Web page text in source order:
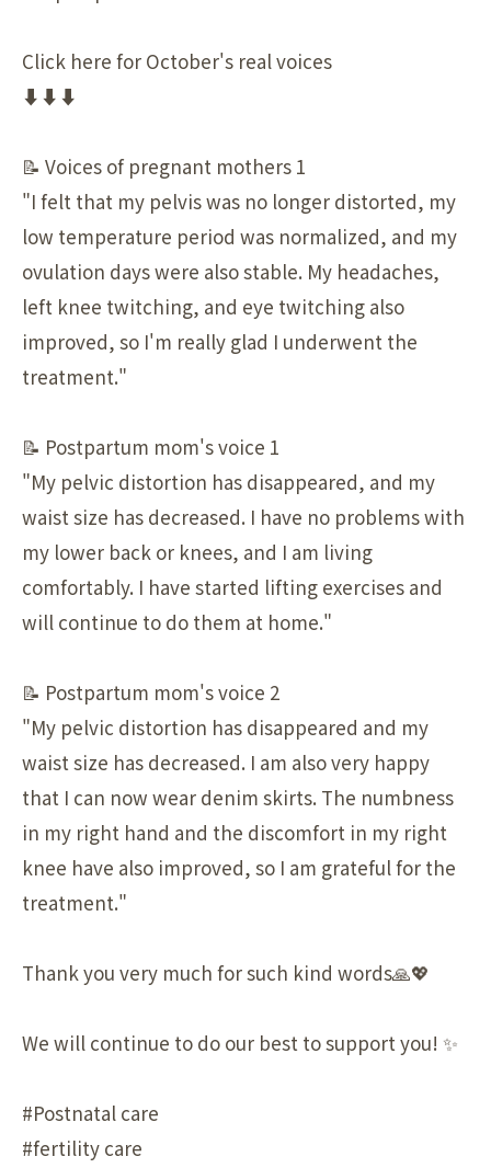
Click here for October's real voices
⬇️⬇️⬇️
📝 Voices of pregnant mothers 1
"I felt that my pelvis was no longer distorted, my
low temperature period was normalized, and my
ovulation days were also stable. My headaches,
left knee twitching, and eye twitching also
improved, so I'm really glad I underwent the
treatment."
📝 Postpartum mom's voice 1
"My pelvic distortion has disappeared, and my
waist size has decreased. I have no problems with
my lower back or knees, and I am living
comfortably. I have started lifting exercises and
will continue to do them at home."
📝 Postpartum mom's voice 2
"My pelvic distortion has disappeared and my
waist size has decreased. I am also very happy
that I can now wear denim skirts. The numbness
in my right hand and the discomfort in my right
knee have also improved, so I am grateful for the
treatment."
Thank you very much for such kind words🙏💖
We will continue to do our best to support you! ✨
#Postnatal care
#fertility care